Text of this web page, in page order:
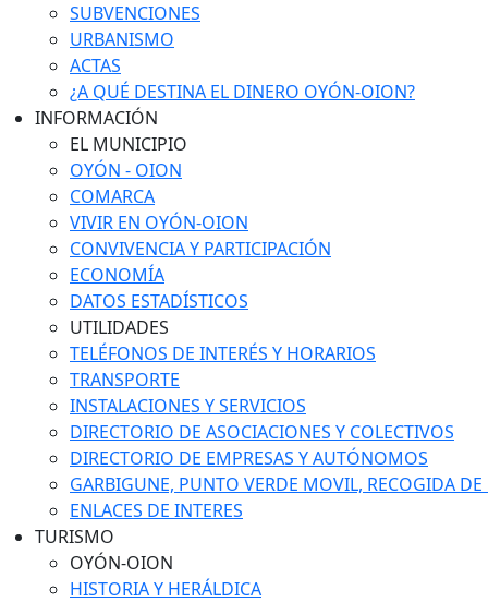
SUBVENCIONES
URBANISMO
ACTAS
¿A QUÉ DESTINA EL DINERO OYÓN-OION?
INFORMACIÓN
EL MUNICIPIO
OYÓN - OION
COMARCA
VIVIR EN OYÓN-OION
CONVIVENCIA Y PARTICIPACIÓN
ECONOMÍA
DATOS ESTADÍSTICOS
UTILIDADES
TELÉFONOS DE INTERÉS Y HORARIOS
TRANSPORTE
INSTALACIONES Y SERVICIOS
DIRECTORIO DE ASOCIACIONES Y COLECTIVOS
DIRECTORIO DE EMPRESAS Y AUTÓNOMOS
GARBIGUNE, PUNTO VERDE MOVIL, RECOGIDA DE
ENLACES DE INTERES
TURISMO
OYÓN-OION
HISTORIA Y HERÁLDICA